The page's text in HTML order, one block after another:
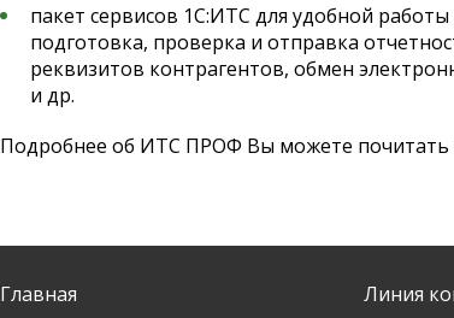
пакет сервисов 1С:ИТС для удобной
подготовка, проверка и отправка
реквизитов контрагентов, обмен
и др.
Подробнее об ИТС ПРОФ Вы можете почитать
Главная
Линия